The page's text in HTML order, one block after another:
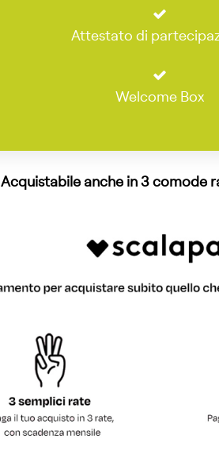
Attestato di
Welcome Box
Acquistabile anche in 3 comode